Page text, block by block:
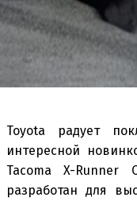
Toyota радует
интересной
Tacoma X-Runner
разработан для